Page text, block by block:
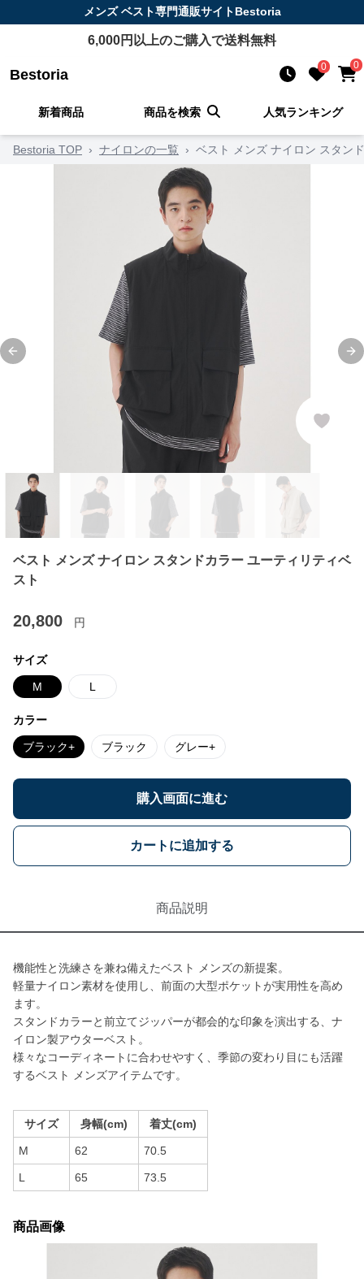
メンズ ベスト専門通販サイトBestoria
6,000円以上のご購入で送料無料
Bestoria 0 0
新着商品 商品を検索 人気ランキング
Bestoria TOP › ナイロンの一覧 › ベスト メンズ ナイロン スタン
Previous slide
ベスト メンズ ナイロン スタンドカラー ユーティリティベ
スト
20,800 円
サイズ
M L
カラー
ブラック+ ブラック グレー+
購入画面に進む
カートに追加する
商品説明
機能性と洗練さを兼ね備えたベスト メンズの新提案。
軽量ナイロン素材を使用し、前面の大型ポケットが実用性を高め
ます。
スタンドカラーと前立てジッパーが都会的な印象を演出する、ナ
イロン製アウターベスト。
様々なコーディネートに合わせやすく、季節の変わり目にも活躍
するベスト メンズアイテムです。
サイズ 身幅(cm) 着丈(cm)
M 62 70.5
L 65 73.5
商品画像